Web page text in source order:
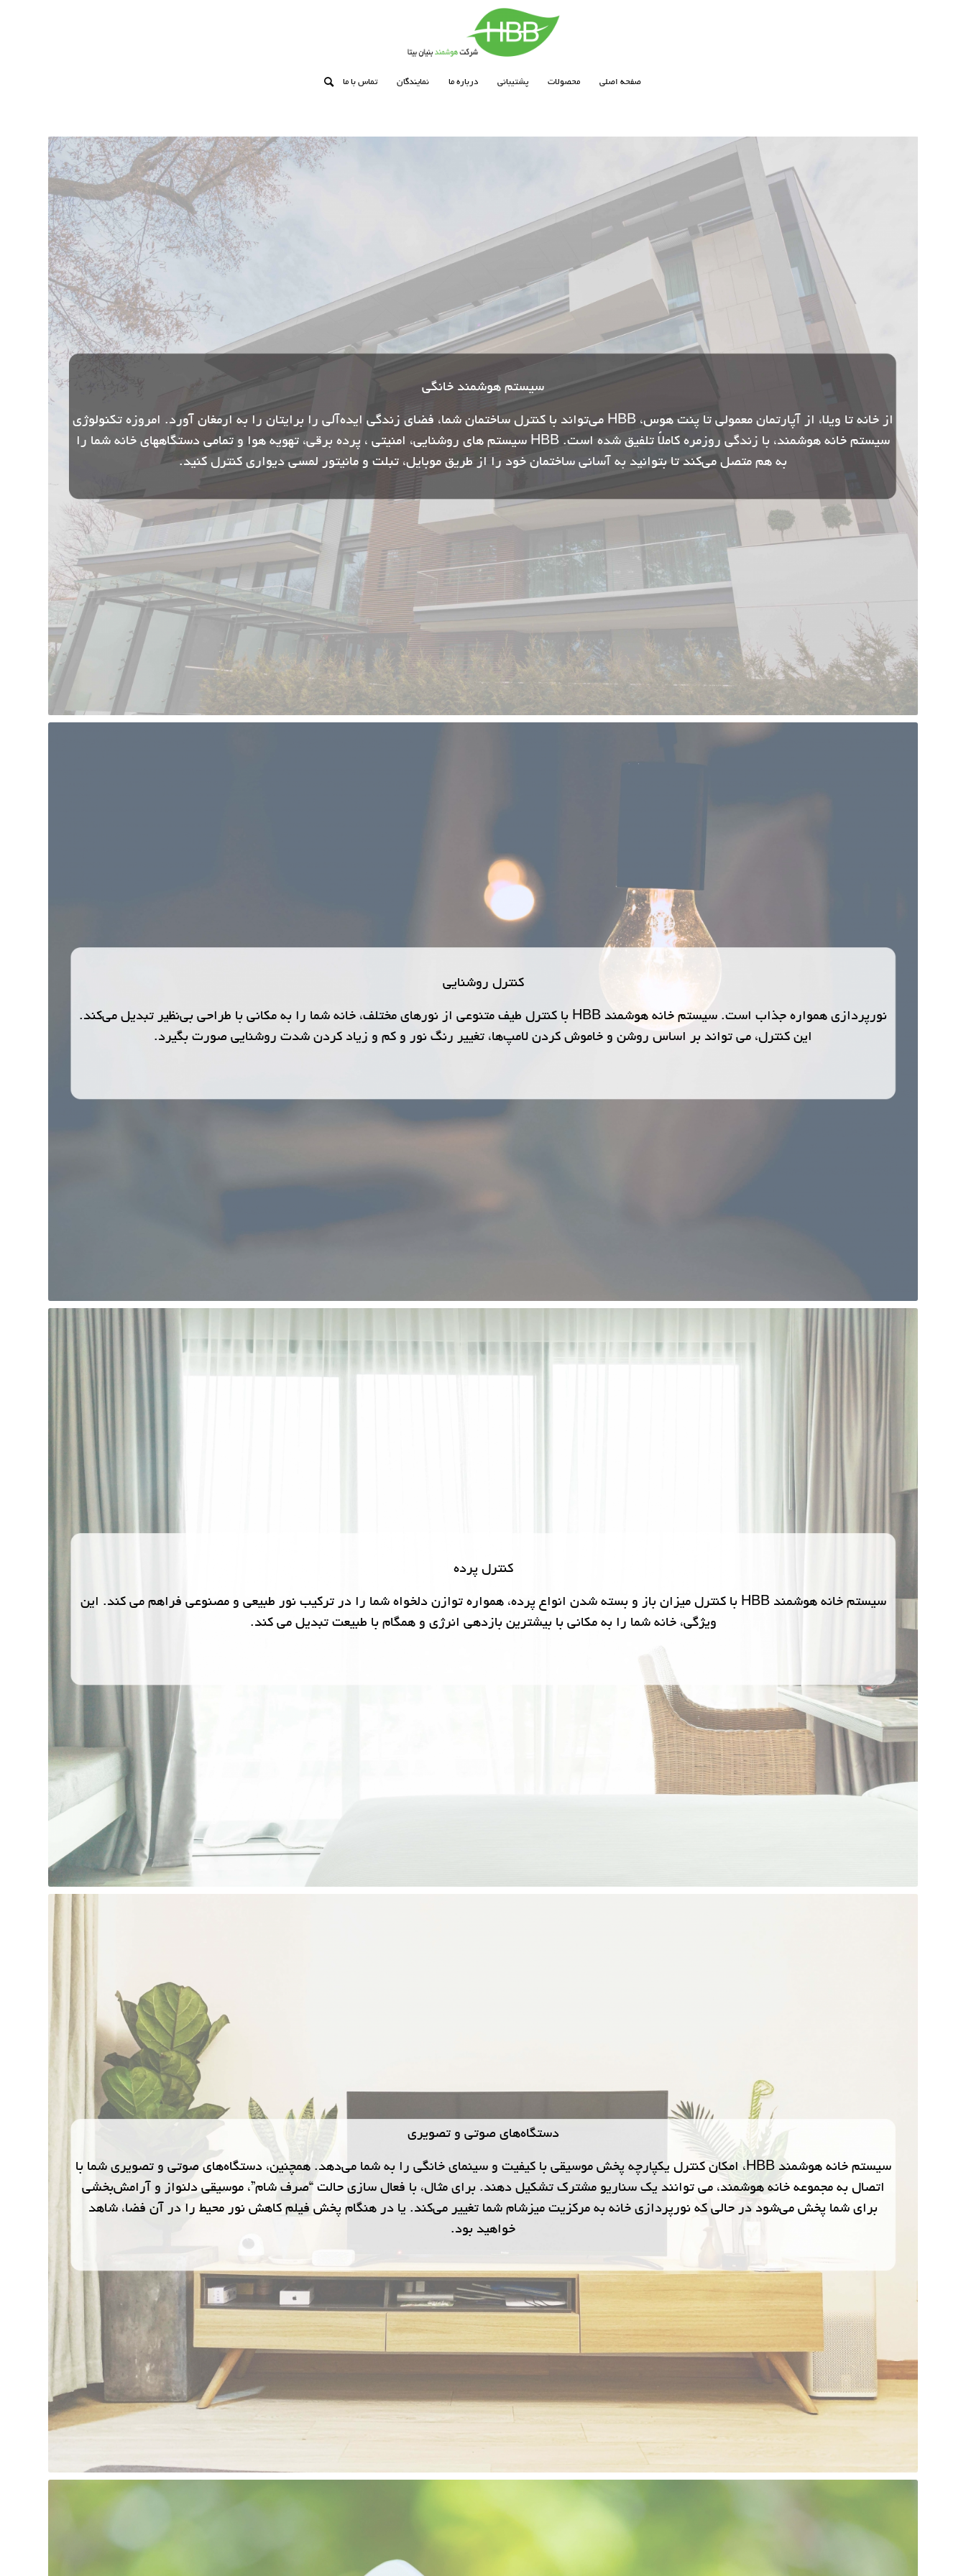
صفحه اصلی محصولات پشتیبانی درباره ما نمایندگان تماس با ما
سیستم هوشمند خانگی
از خانه تا ویلا، از آپارتمان معمولی تا پنت هوس، HBB می‌تواند با کنترل ساختمان شما، فضای زندگی ایده‌آلی را برایتان را به ارمغان آورد. امروزه تکنولوژی
سیستم خانه هوشمند، با زندگی روزمره کاملاً تلفیق شده است. HBB سیستم های روشنایی، امنیتی ، پرده برقی، تهویه هوا و تمامی دستگاههای خانه شما را
به هم متصل می‌کند تا بتوانید به آسانی ساختمان خود را از طریق موبایل، تبلت و مانیتور لمسی دیواری کنترل کنید.
کنترل روشنایی
نورپردازی همواره جذاب است. سیستم خانه هوشمند HBB با کنترل طیف متنوعی از نورهای مختلف، خانه شما را به مکانی با طراحی بی‌نظیر تبدیل می‌کند.
این کنترل، می تواند بر اساس روشن و خاموش کردن لامپ‌ها، تغییر رنگ نور و کم و زیاد کردن شدت روشنایی صورت بگیرد.
کنترل پرده
سیستم خانه هوشمند HBB با کنترل میزان باز و بسته شدن انواع پرده، همواره توازن دلخواه شما را در ترکیب نور طبیعی و مصنوعی فراهم می کند. این
ویژگی، خانه شما را به مکانی با بیشترین بازدهی انرژی و همگام با طبیعت تبدیل می کند.
دستگاه‎‌های صوتی و تصویری
سیستم خانه هوشمند HBB، امکان کنترل یکپارچه پخش موسیقی با کیفیت و سینمای خانگی را به شما می‌دهد. همچنین، دستگاه‌های صوتی و تصویری شما با
اتصال به مجموعه خانه هوشمند، می توانند یک سناریو مشترک تشکیل دهند. برای مثال، با فعال سازی حالت “صرف شام”، موسیقی دلنواز و آرامش‌بخشی
برای شما پخش می‌شود در حالی که نورپردازی خانه به مرکزیت میزشام شما تغییر می‌کند. یا در هنگام پخش فیلم کاهش نور محیط را در آن فضا، شاهد
خواهید بود.